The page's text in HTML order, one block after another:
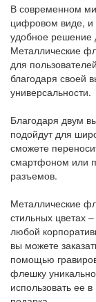
В современном
цифровом виде, и
удобное решение
Металлические
для
благодаря своей
универсальности.
Благодаря двум
подойдут для
сможете
смартфоном или
разъемов.
Металлические
стильных цветах
любой
вы можете
помощью
флешку
использовать ее